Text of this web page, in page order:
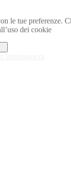
tue preferenze.
dei cookie